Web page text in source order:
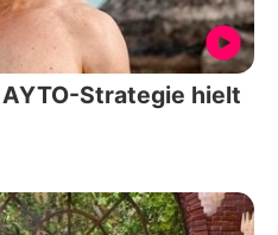
Strategie hielt